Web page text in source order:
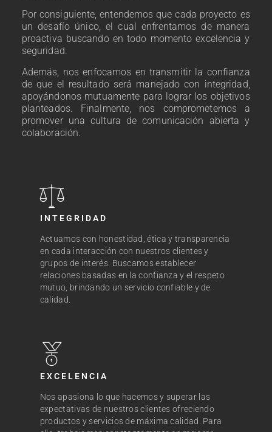
Por consiguiente, entendemos que cada proyecto es
un desafío único, el cual enfrentamos de manera
proactiva buscando en todo momento excelencia y
seguridad.
Además, nos enfocamos en transmitir la confianza
de que el resultado será manejado con integridad,
apoyándonos mutuamente para lograr los objetivos
planteados. Finalmente, nos comprometemos a
promover una cultura de comunicación abierta y
colaboración.
INTEGRIDAD
Actuamos con honestidad, ética y transparencia
en cada interacción con nuestros clientes y
grupos de interés. Buscamos establecer
relaciones basadas en la confianza y el respeto
mutuo, brindando un servicio confiable y de
calidad.
EXCELENCIA
Nos apasiona lo que hacemos y superar las
expectativas de nuestros clientes ofreciendo
productos y servicios de máxima calidad. Para